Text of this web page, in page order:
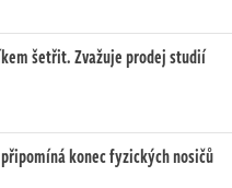
šetřit. Zvažuje prodej studií
konec fyzických nosičů